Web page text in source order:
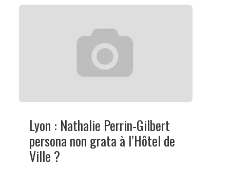
Lyon : Nathalie Perrin-Gilbert
persona non grata à l’Hôtel de
Ville ?